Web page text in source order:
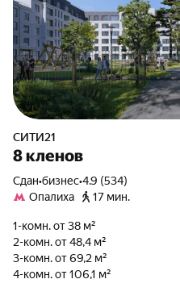
СИТИ21
8 кленов
Сдан•бизнес•4.9 (534)
Опалиха
17 мин.
1-комн. от 38 м²
2-комн. от 48,4 м²
3-комн. от 69,2 м²
4-комн. от 106,1 м²